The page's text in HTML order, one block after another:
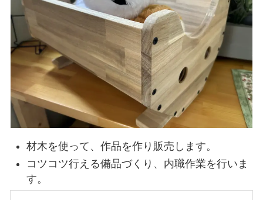
材木を使って、作品を作り販売します。
コツコツ行える備品づくり、内職作業を行いま
す。